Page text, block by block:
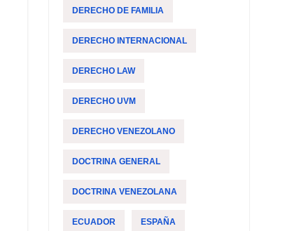
DERECHO DE FAMILIA
DERECHO INTERNACIONAL
DERECHO LAW
DERECHO UVM
DERECHO VENEZOLANO
DOCTRINA GENERAL
DOCTRINA VENEZOLANA
ECUADOR ESPAÑA